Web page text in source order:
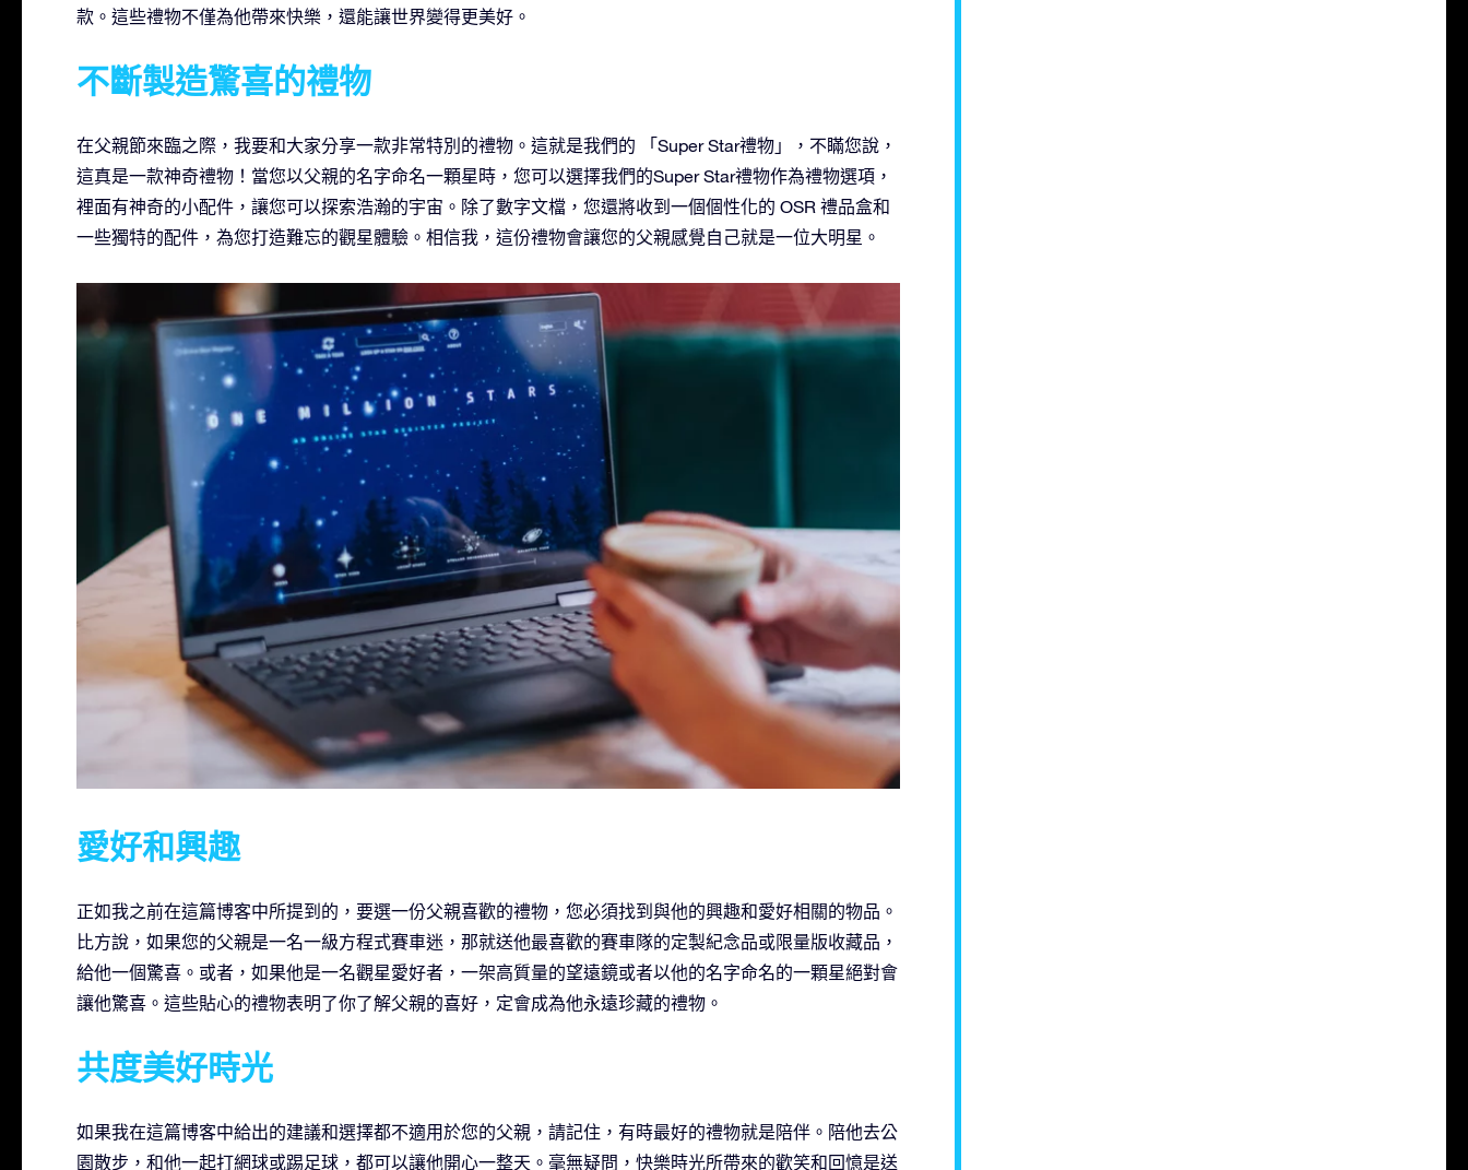
款。這些禮物不僅為他帶來快樂，還能讓世界變得更美好。
不斷製造驚喜的禮物
在父親節來臨之際，我要和大家分享一款非常特別的禮物。這就是我們的 「Super Star禮物」，不瞞您說，
這真是一款神奇禮物！當您以父親的名字命名一顆星時，您可以選擇我們的Super Star禮物作為禮物選項，
裡面有神奇的小配件，讓您可以探索浩瀚的宇宙。除了數字文檔，您還將收到一個個性化的 OSR 禮品盒和
一些獨特的配件，為您打造難忘的觀星體驗。相信我，這份禮物會讓您的父親感覺自己就是一位大明星。
愛好和興趣
正如我之前在這篇博客中所提到的，要選一份父親喜歡的禮物，您必須找到與他的興趣和愛好相關的物品。
比方說，如果您的父親是一名一級方程式賽車迷，那就送他最喜歡的賽車隊的定製紀念品或限量版收藏品，
給他一個驚喜。或者，如果他是一名觀星愛好者，一架高質量的望遠鏡或者以他的名字命名的一顆星絕對會
讓他驚喜。這些貼心的禮物表明了你了解父親的喜好，定會成為他永遠珍藏的禮物。
共度美好時光
如果我在這篇博客中給出的建議和選擇都不適用於您的父親，請記住，有時最好的禮物就是陪伴。陪他去公
園散步，和他一起打網球或踢足球，都可以讓他開心一整天。毫無疑問，快樂時光所帶來的歡笑和回憶是送